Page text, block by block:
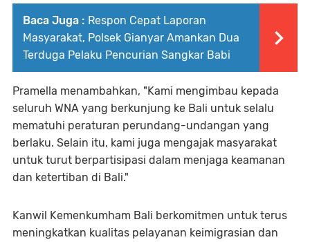
Baca Juga : Respon Cepat Laporan
Masyarakat, Polsek Gianyar Amankan Dua
Terduga Pelaku Pencurian Sangkar Babi
Pramella menambahkan, "Kami mengimbau kepada
seluruh WNA yang berkunjung ke Bali untuk selalu
mematuhi peraturan perundang-undangan yang
berlaku. Selain itu, kami juga mengajak masyarakat
untuk turut berpartisipasi dalam menjaga keamanan
dan ketertiban di Bali."
Kanwil Kemenkumham Bali berkomitmen untuk terus
meningkatkan kualitas pelayanan keimigrasian dan